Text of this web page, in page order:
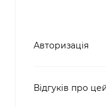
Авторизація
Відгуків про